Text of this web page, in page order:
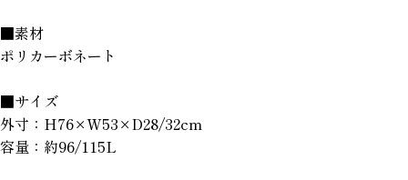
■素材
ポリカーボネート
■サイズ
外寸：H76×W53×D28/32cm
容量：約96/115L